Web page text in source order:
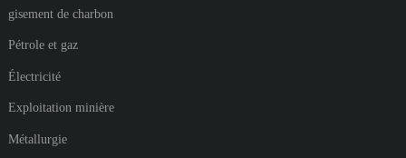
gisement de charbon
Pétrole et gaz
Électricité
Exploitation minière
Métallurgie